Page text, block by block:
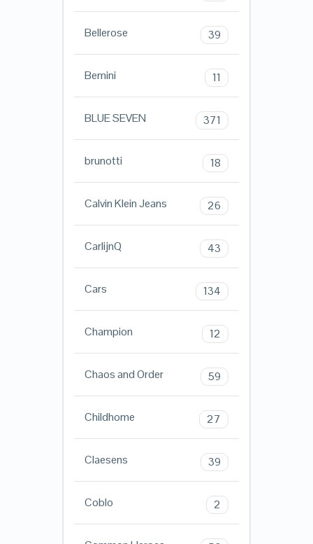
Bellerose 39
Bemini 11
BLUE SEVEN 371
brunotti 18
Calvin Klein Jeans 26
CarlijnQ 43
Cars 134
Champion 12
Chaos and Order 59
Childhome 27
Claesens 39
Coblo 2